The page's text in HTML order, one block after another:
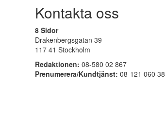
Kontakta oss
8 Sidor
Drakenbergsgatan 39
117 41 Stockholm
Redaktionen: 08-580 02 867
Prenumerera/Kundtjänst: 08-121 060 38